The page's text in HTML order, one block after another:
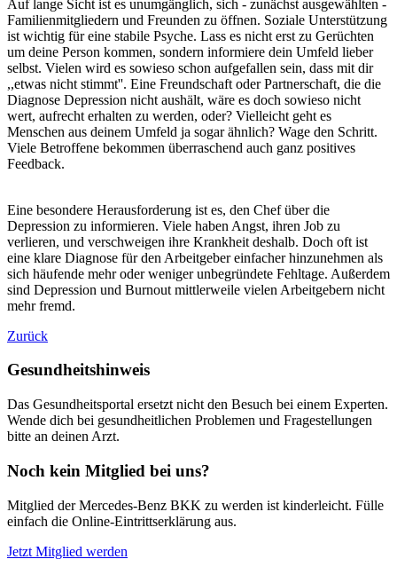
Auf lange Sicht ist es unumgänglich, sich - zunächst ausgewählten -
Familienmitgliedern und Freunden zu öffnen. Soziale Unterstützung
ist wichtig für eine stabile Psyche. Lass es nicht erst zu Gerüchten
um deine Person kommen, sondern informiere dein Umfeld lieber
selbst. Vielen wird es sowieso schon aufgefallen sein, dass mit dir
,,etwas nicht stimmt''. Eine Freundschaft oder Partnerschaft, die die
Diagnose Depression nicht aushält, wäre es doch sowieso nicht
wert, aufrecht erhalten zu werden, oder? Vielleicht geht es
Menschen aus deinem Umfeld ja sogar ähnlich? Wage den Schritt.
Viele Betroffene bekommen überraschend auch ganz positives
Feedback.
Eine besondere Herausforderung ist es, den Chef über die
Depression zu informieren. Viele haben Angst, ihren Job zu
verlieren, und verschweigen ihre Krankheit deshalb. Doch oft ist
eine klare Diagnose für den Arbeitgeber einfacher hinzunehmen als
sich häufende mehr oder weniger unbegründete Fehltage. Außerdem
sind Depression und Burnout mittlerweile vielen Arbeitgebern nicht
mehr fremd.
Zurück
Gesundheitshinweis
Das Gesundheitsportal ersetzt nicht den Besuch bei einem Experten.
Wende dich bei gesundheitlichen Problemen und Fragestellungen
bitte an deinen Arzt.
Noch kein Mitglied bei uns?
Mitglied der Mercedes-Benz BKK zu werden ist kinderleicht. Fülle
einfach die Online-Eintrittserklärung aus.
Jetzt Mitglied werden